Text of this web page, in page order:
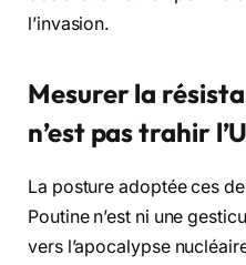
l’invasion.
Mesurer la
n’est pas trahir
La posture adoptée ces
Poutine n’est ni une
vers l’apocalypse